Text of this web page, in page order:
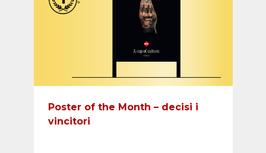
Poster of the Month – decisi i
vincitori